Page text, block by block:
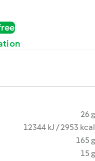
26 g
12344 kJ / 2953 kcal
165 g
15 g